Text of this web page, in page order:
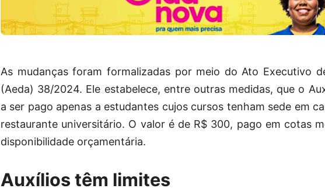
As mudanças foram formalizadas por meio do Ato Executivo
(Aeda) 38/2024. Ele estabelece, entre outras medidas, que o
a ser pago apenas a estudantes cujos cursos tenham sede em
restaurante universitário. O valor é de R$ 300, pago em cotas
disponibilidade orçamentária.
Auxílios têm limites